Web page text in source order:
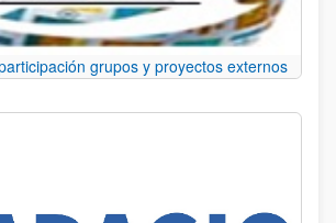
grupos y proyectos externos